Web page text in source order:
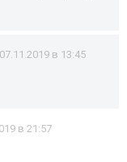
07.11.2019 в 13:45
в 21:57